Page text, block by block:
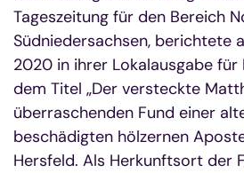
Tageszeitung für den Bereich
Südniedersachsen, berichtete
2020 in ihrer Lokalausgabe
dem Titel „Der versteckte
überraschenden Fund einer
beschädigten hölzernen
Hersfeld. Als Herkunftsort der